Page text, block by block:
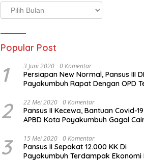
Arsip
Berita
Popular Post
1 3 Juni 2020 0 Komentar
Persiapan New Normal, Pansus III
Payakumbuh Rapat Dengan OPD
2 22 Mei 2020 0 Komentar
Pansus II Kecewa, Bantuan Covid-
APBD Kota Payakumbuh Gagal
3 15 Mei 2020 0 Komentar
Pansus II Sepakat 12.000 KK Di
Payakumbuh Terdampak Ekonomi